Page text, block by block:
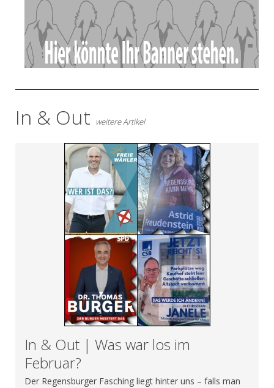
- Anzeige -
In & Out weitere Artikel
In & Out | Was war los im
Februar?
Der Regensburger Fasching liegt hinter uns – falls man